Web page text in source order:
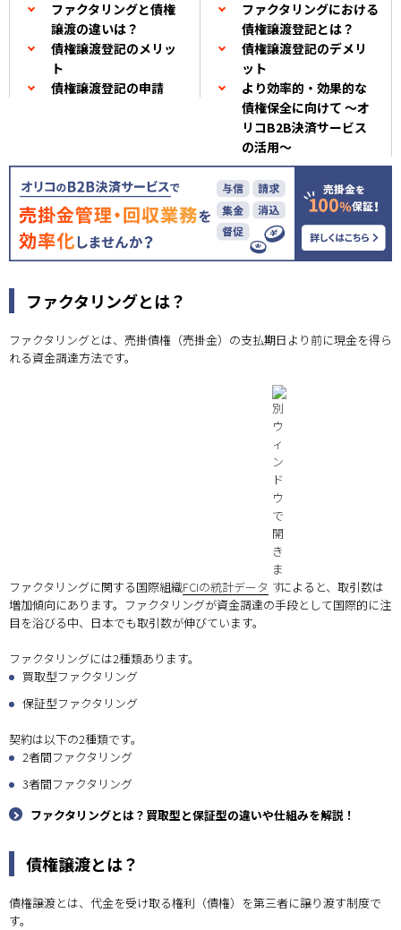
ファクタリングと債権
譲渡の違いは？
ファクタリングにおける
債権譲渡登記とは？
債権譲渡登記のメリッ
ト
債権譲渡登記のデメリ
ット
債権譲渡登記の申請
より効率的・効果的な
債権保全に向けて ～オ
リコB2B決済サービス
の活用～
ファクタリングとは？
ファクタリングとは、売掛債権（売掛金）の支払期日より前に現金を得ら
れる資金調達方法です。
ファクタリングに関する国際組織FCIの統計データ
によると、取引数は
増加傾向にあります。ファクタリングが資金調達の手段として国際的に注
目を浴びる中、日本でも取引数が伸びています。
ファクタリングには2種類あります。
買取型ファクタリング
保証型ファクタリング
契約は以下の2種類です。
2者間ファクタリング
3者間ファクタリング
ファクタリングとは？買取型と保証型の違いや仕組みを解説！
債権譲渡とは？
債権譲渡とは、代金を受け取る権利（債権）を第三者に譲り渡す制度で
す。